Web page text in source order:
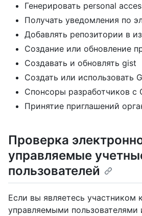
Генерировать personal
Получать уведомления по
Добавлять репозитории в
Создание или обновление
Создавать и обновлять gist
Создать или использовать
Спонсоры разработчиков с
Принятие приглашений
Проверка
управляемые
пользователей
Если вы являетесь участником
управляемыми пользователями